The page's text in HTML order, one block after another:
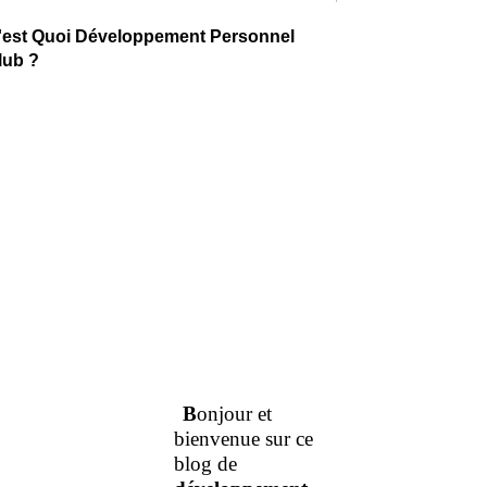
Quoi Développement Personnel
?
Bonjour et
bienvenue sur ce
blog de